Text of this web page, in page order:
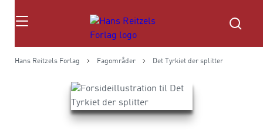
Søg
Hans Reitzels Forlag Fagområder Det Tyrkiet der splitter